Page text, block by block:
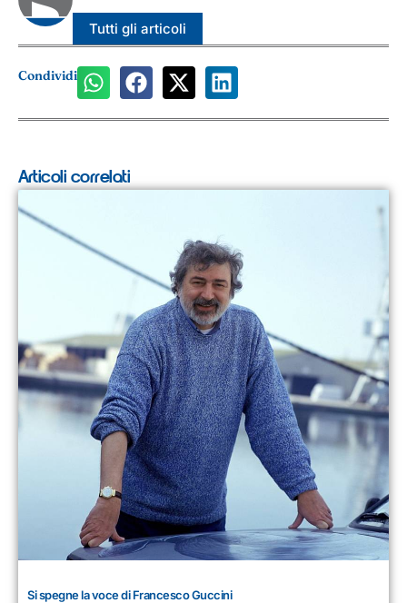
Tutti gli articoli
Condividi
Articoli correlati
Si spegne la voce di Francesco Guccini